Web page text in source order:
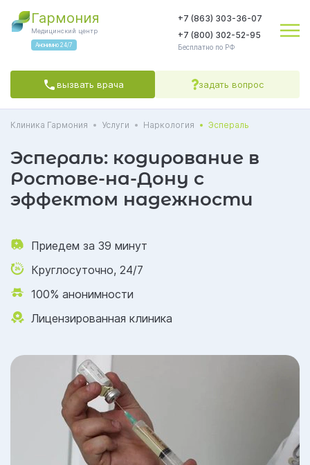
Гармония
Медицинский центр
Анонимно 24/7
+7 (863) 303-36-07
+7 (800) 302-52-95
Бесплатно по РФ
вызвать врача задать вопрос
Яндекс.Метрика
СОГЛАСЕН(А)
Клиника Гармония Услуги Наркология Эспераль
Эспераль: кодирование в
Ростове-на-Дону с
эффектом надежности
Приедем за 39 минут
Круглосуточно, 24/7
100% анонимности
Лицензированная клиника